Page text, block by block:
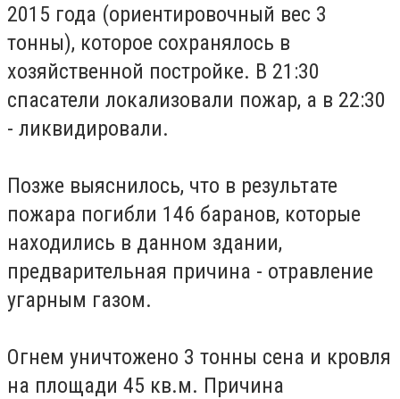
2015 года (ориентировочный вес 3
тонны), которое сохранялось в
хозяйственной постройке. В 21:30
спасатели локализовали пожар, а в 22:30
- ликвидировали.
Позже выяснилось, что в результате
пожара погибли 146 баранов, которые
находились в данном здании,
предварительная причина - отравление
угарным газом.
Огнем уничтожено 3 тонны сена и кровля
на площади 45 кв.м. Причина